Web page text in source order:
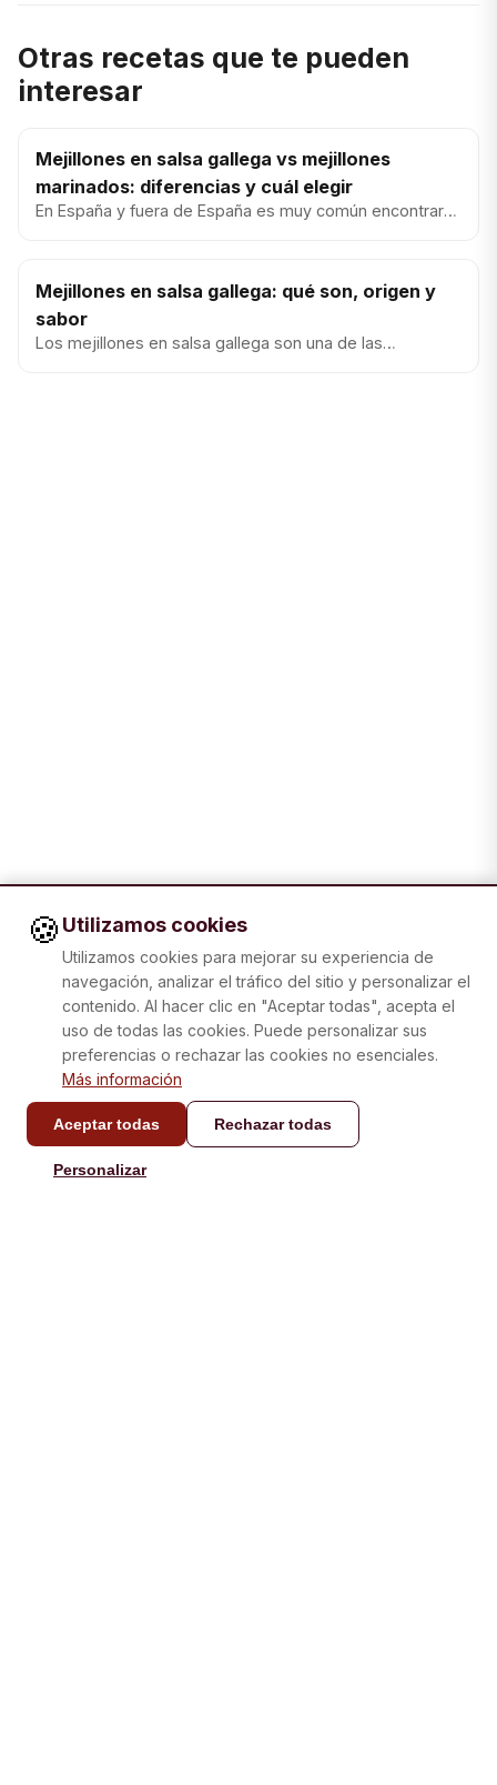
Otras recetas que te pueden
interesar
Mejillones en salsa gallega vs mejillones
marinados: diferencias y cuál elegir
En España y fuera de España es muy común encontrar
Mejillones en salsa gallega: qué son, origen y
sabor
Los mejillones en salsa gallega son una de las
🍪 Utilizamos cookies
Utilizamos cookies para mejorar su experiencia de
navegación, analizar el tráfico del sitio y personalizar el
contenido. Al hacer clic en "Aceptar todas", acepta el
uso de todas las cookies. Puede personalizar sus
preferencias o rechazar las cookies no esenciales.
Más información
Aceptar todas Rechazar todas
Personalizar